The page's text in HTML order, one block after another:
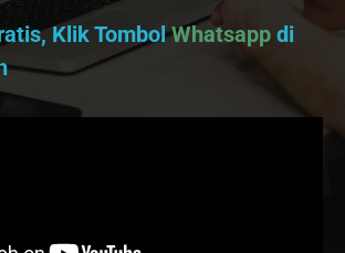
Klik TombolWhatsapp di